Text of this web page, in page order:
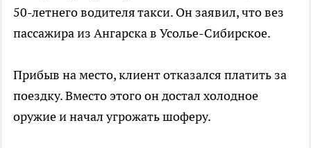
50-летнего водителя такси. Он заявил, что вез
пассажира из Ангарска в Усолье-Сибирское.
Прибыв на место, клиент отказался платить за
поездку. Вместо этого он достал холодное
оружие и начал угрожать шоферу.